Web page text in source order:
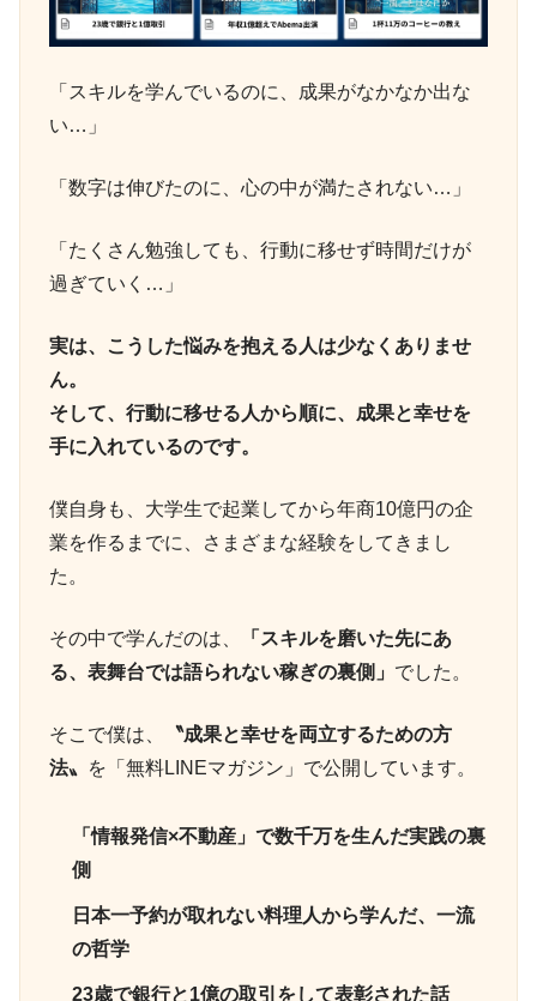
「スキルを学んでいるのに、成果がなかなか出な
い…」
「数字は伸びたのに、心の中が満たされない…」
「たくさん勉強しても、行動に移せず時間だけが
過ぎていく…」
実は、こうした悩みを抱える人は少なくありませ
ん。
そして、行動に移せる人から順に、成果と幸せを
手に入れているのです。
僕自身も、大学生で起業してから年商10億円の企
業を作るまでに、さまざまな経験をしてきまし
た。
その中で学んだのは、
「スキルを磨いた先にあ
る、表舞台では語られない稼ぎの裏側」 でした。
そこで僕は、
〝成果と幸せを両立するための方
法〟
を「無料LINEマガジン」で公開しています。
「情報発信×不動産」で数千万を生んだ実践の裏
側
日本一予約が取れない料理人から学んだ、一流
の哲学
23歳で銀行と1億の取引をして表彰された話